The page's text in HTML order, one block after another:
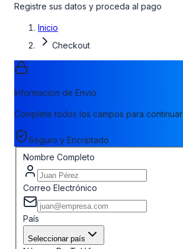
Registre sus datos y proceda al pago
Inicio
Checkout
Informacion de Envio
Complete todos los campos para continuar
Seguro y Encriptado
Nombre Completo
Correo Electrónico
País
Seleccionar país